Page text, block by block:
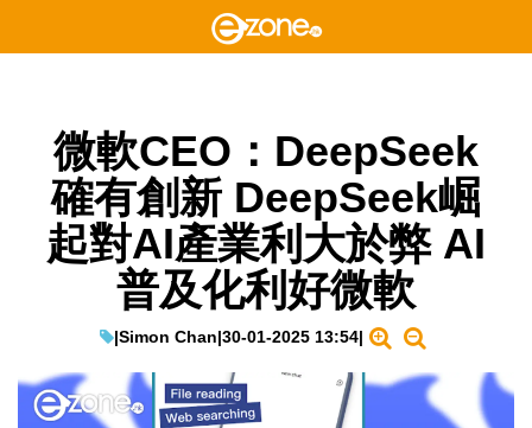
微軟CEO：DeepSeek
確有創新 DeepSeek崛
起對AI產業利大於弊 AI
普及化利好微軟
|Simon Chan|30-01-2025 13:54|